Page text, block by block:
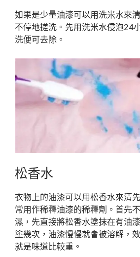
如果是少量油漆可以用洗米水來
不停地搓洗。先用洗米水侵泡24
洗便可去除。
松香水
衣物上的油漆可以用松香水來清
常用作稀釋油漆的稀釋劑。首先
濕，先直接將松香水塗抹在有油
塗幾次，油漆慢慢就會被溶解，
就是味道比較重。